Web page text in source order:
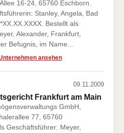
16-24, 65760 Eschborn.
Stanley, Angela, Bad
Bestellt als
Alexander, Frankfurt,
Befugnis, im Name…
ansehen
09.11.2009
Frankfurt am Main
GmbH,
77, 65760
Geschäftsführer: Meyer,